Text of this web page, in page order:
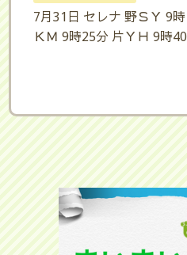
7月31日 セレナ 野ＳＹ 9
ＫＭ 9時25分 片ＹＨ 9時